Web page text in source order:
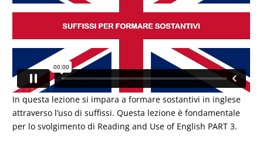
In questa lezione si impara a formare sostantivi in inglese
attraverso l’uso di suffissi. Questa lezione è fondamentale
per lo svolgimento di Reading and Use of English PART 3.